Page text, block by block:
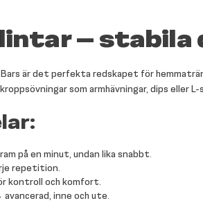
– stabila
är det perfekta redskapet för
som armhävningar, dips
på en minut, undan lika snabbt.
repetition.
kontroll och komfort.
inne och ute.